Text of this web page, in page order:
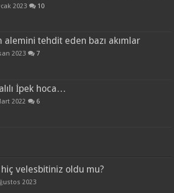
2023 10
alemini tehdit eden bazı akımlar
2023 7
İpek hoca…
2022 6
hiç velesbitiniz oldu mu?
2023